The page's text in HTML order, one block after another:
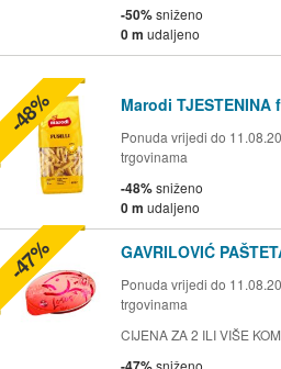
-50%sniženo
0 m udaljeno
Marodi
Ponuda vrijedi do
trgovinama
-48%sniženo
0 m udaljeno
-48%
GAVRILOVIĆ
Ponuda vrijedi do
trgovinama
CIJENA ZA 2 ILI VIŠE KOM
sniženo
-47%